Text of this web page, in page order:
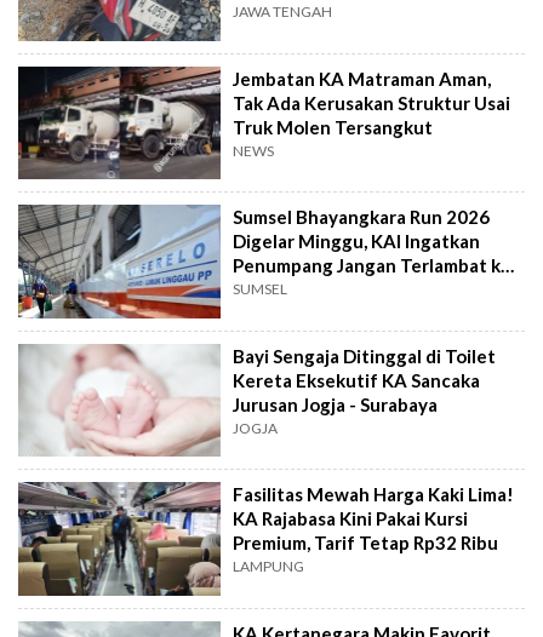
Tewas
JAWA TENGAH
Jembatan KA Matraman Aman,
Tak Ada Kerusakan Struktur Usai
Truk Molen Tersangkut
NEWS
Sumsel Bhayangkara Run 2026
Digelar Minggu, KAI Ingatkan
Penumpang Jangan Terlambat ke
Stasiun
SUMSEL
Bayi Sengaja Ditinggal di Toilet
Kereta Eksekutif KA Sancaka
Jurusan Jogja - Surabaya
JOGJA
Fasilitas Mewah Harga Kaki Lima!
KA Rajabasa Kini Pakai Kursi
Premium, Tarif Tetap Rp32 Ribu
LAMPUNG